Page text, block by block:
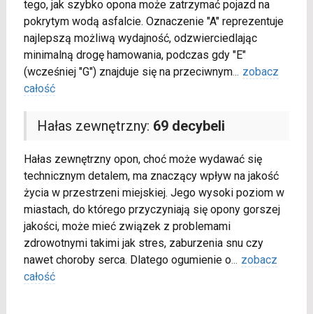
tego, jak szybko opona może zatrzymać pojazd na
pokrytym wodą asfalcie. Oznaczenie "A" reprezentuje
najlepszą możliwą wydajność, odzwierciedlając
minimalną drogę hamowania, podczas gdy "E"
(wcześniej "G") znajduje się na przeciwnym... zobacz
całość
Hałas zewnętrzny: 69 decybeli
Hałas zewnętrzny opon, choć może wydawać się
technicznym detalem, ma znaczący wpływ na jakość
życia w przestrzeni miejskiej. Jego wysoki poziom w
miastach, do którego przyczyniają się opony gorszej
jakości, może mieć związek z problemami
zdrowotnymi takimi jak stres, zaburzenia snu czy
nawet choroby serca. Dlatego ogumienie o... zobacz
całość